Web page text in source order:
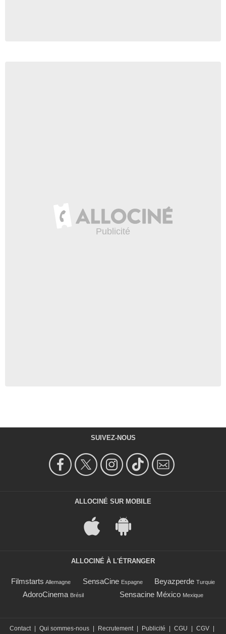
SUIVEZ-NOUS
ALLOCINÉ SUR MOBILE
ALLOCINÉ À L'ÉTRANGER
Filmstarts Allemagne SensaCine Espagne Beyazperde Turquie
AdoroCinema Brésil Sensacine México Mexique
Contact Qui sommes-nous Recrutement Publicité CGU CGV